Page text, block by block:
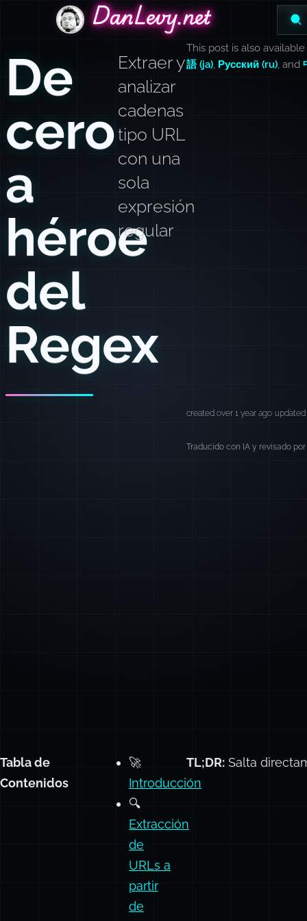
DanLevy.netDanLevy.net
DanLevy.net
De
cero
a
héroe
del
Regex
Extraer y
analizar
cadenas
tipo URL
con una
sola
expresión
regular
This post is also available
語 (ja) Русский (ru) , and
created over 1 year ago updated
Traducido con IA y revisado
🚀
Introducción
🔍
Extracción
de
TL;DR: